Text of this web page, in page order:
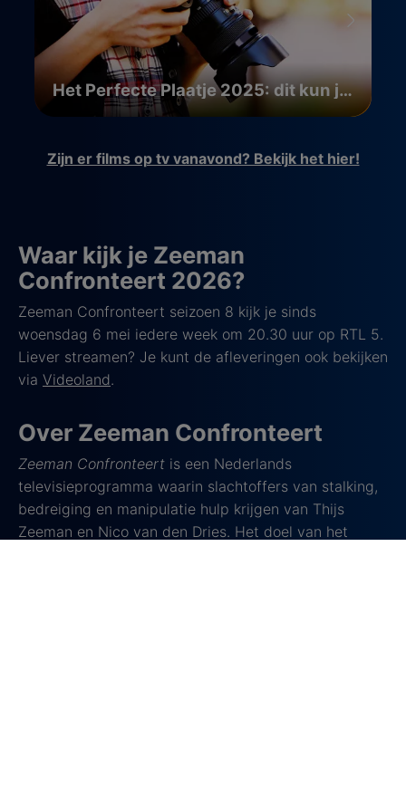
Het Perfecte Plaatje 2025: dit kun je verwachten
Zijn er films op tv vanavond? Bekijk het hier!
Waar kijk je Zeeman
Confronteert 2026?
Zeeman Confronteert seizoen 8 kijk je sinds
woensdag 6 mei iedere week om 20.30 uur op RTL 5.
Liever streamen? Je kunt de afleveringen ook bekijken
via Videoland.
Over Zeeman Confronteert
Zeeman Confronteert is een Nederlands
televisieprogramma waarin slachtoffers van stalking,
bedreiging en manipulatie hulp krijgen van Thijs
Zeeman en Nico van den Dries. Het doel van het